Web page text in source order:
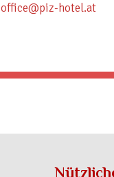
office@piz-hotel.at